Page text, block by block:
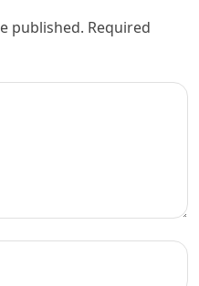
published. Required